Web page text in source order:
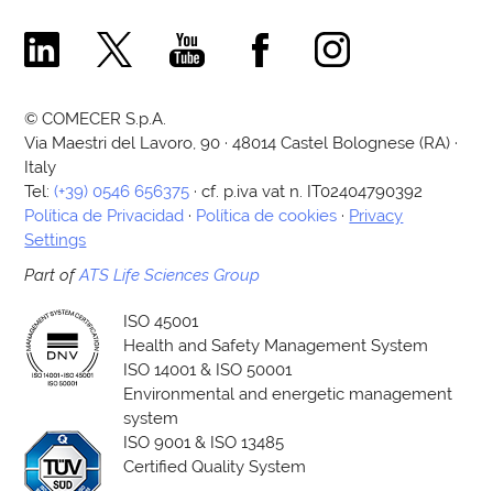
Comecer Linkedin Page
Comecer X PageComecer Youtube Channel
Comecer Facebook Page
Comecer Instagram
© COMECER S.p.A.
Via Maestri del Lavoro, 90 · 48014 Castel Bolognese (RA) ·
Italy
Tel:(+39) 0546 656375 · cf. p.iva vat n. IT02404790392
Política de Privacidad · Política de cookies · Privacy
Settings
Part ofATS Life Sciences Group
ISO 45001
Health and Safety Management System
ISO 14001 & ISO 50001
Environmental and energetic management
system
ISO 9001 & ISO 13485
Certified Quality System